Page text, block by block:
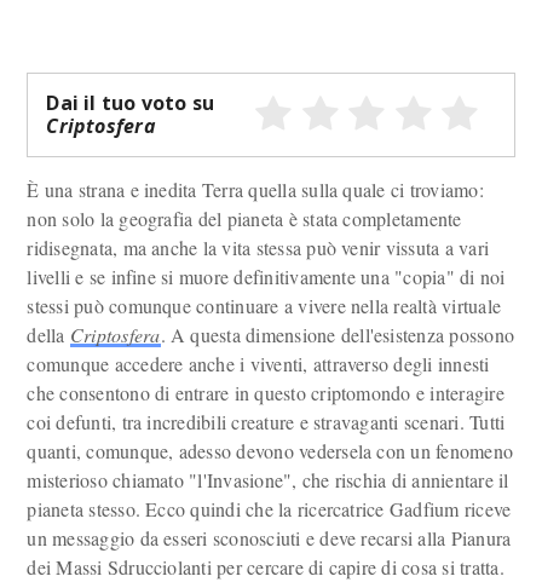
Dai il tuo voto su
Criptosfera
È una strana e inedita Terra quella sulla quale ci troviamo:
non solo la geografia del pianeta è stata completamente
ridisegnata, ma anche la vita stessa può venir vissuta a vari
livelli e se infine si muore definitivamente una "copia" di noi
stessi può comunque continuare a vivere nella realtà virtuale
della Criptosfera. A questa dimensione dell'esistenza possono
comunque accedere anche i viventi, attraverso degli innesti
che consentono di entrare in questo criptomondo e interagire
coi defunti, tra incredibili creature e stravaganti scenari. Tutti
quanti, comunque, adesso devono vedersela con un fenomeno
misterioso chiamato "l'Invasione", che rischia di annientare il
pianeta stesso. Ecco quindi che la ricercatrice Gadfium riceve
un messaggio da esseri sconosciuti e deve recarsi alla Pianura
dei Massi Sdrucciolanti per cercare di capire di cosa si tratta.